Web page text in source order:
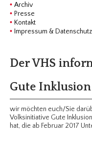
Archiv
Presse
Kontakt
Impressum & Datenschutz
Der VHS
Gute Inklusion
wir möchten euch/Sie
Volksinitiative Gute
hat, die ab Februar 2017